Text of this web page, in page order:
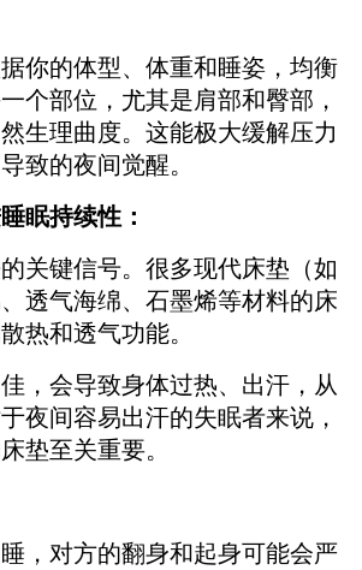
你的体型、体重和睡姿，均衡
个部位，尤其是肩部和臀部，
生理曲度。这能极大缓解压力
致的夜间觉醒。
眠持续性：
关键信号。很多现代床垫（如
透气海绵、石墨烯等材料的床
热和透气功能。
，会导致身体过热、出汗，从
夜间容易出汗的失眠者来说，
垫至关重要。
，对方的翻身和起身可能会严